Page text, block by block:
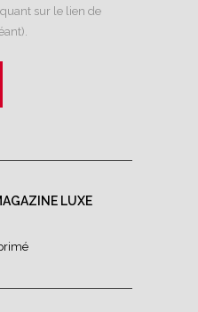
sur le lien de
LUXE